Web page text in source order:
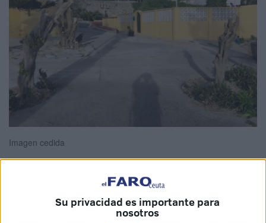
Su privacidad es importante para
nosotros
Imagen cedida
La Consejería reacciona en horas ante una denuncia en
prensa, pero mantiene años de silencio administrativo con